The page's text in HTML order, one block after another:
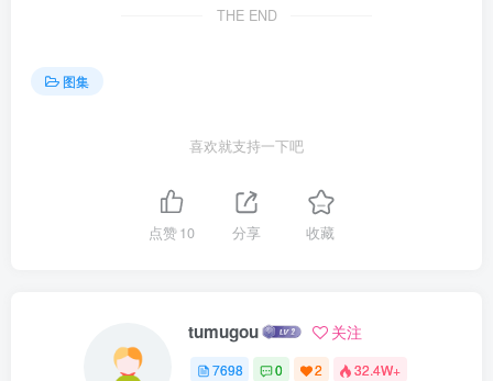
THE END
图集
喜欢就支持一下吧
点赞10 分享 收藏
tumugou 关注
7698 0 2 32.4W+